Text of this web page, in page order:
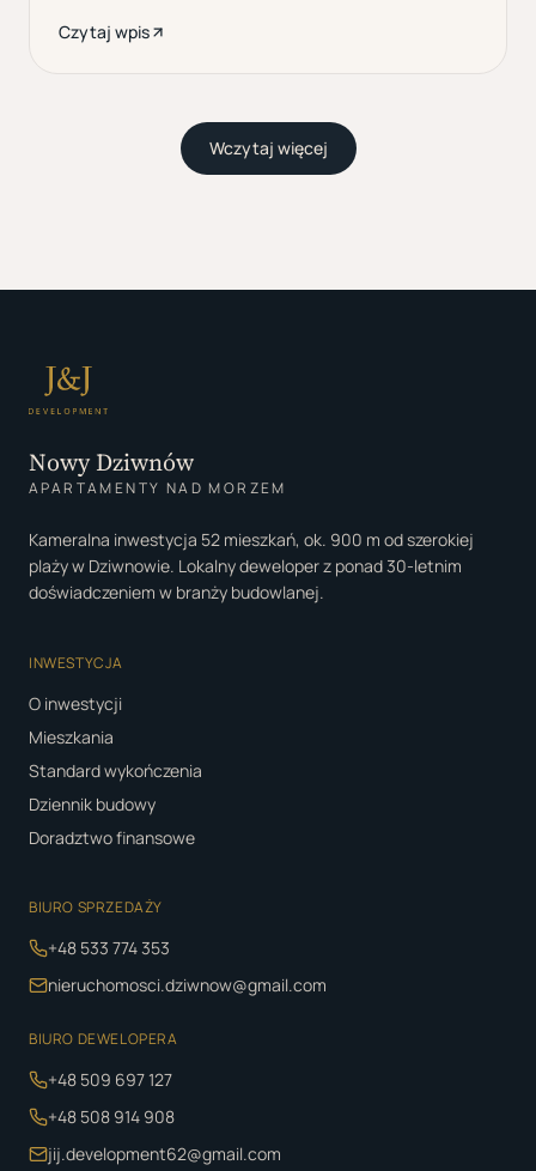
Czytaj wpis
Wczytaj więcej
Nowy Dziwnów
APARTAMENTY NAD MORZEM
Kameralna inwestycja 52 mieszkań, ok. 900 m od szerokiej
plaży w Dziwnowie. Lokalny deweloper z ponad 30-letnim
doświadczeniem w branży budowlanej.
INWESTYCJA
O inwestycji
Mieszkania
Standard wykończenia
Dziennik budowy
Doradztwo finansowe
BIURO SPRZEDAŻY
+48 533 774 353
nieruchomosci.dziwnow@gmail.com
BIURO DEWELOPERA
+48 509 697 127
+48 508 914 908
jij.development62@gmail.com